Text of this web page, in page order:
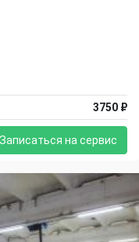
3750 ₽
Записаться на сервис